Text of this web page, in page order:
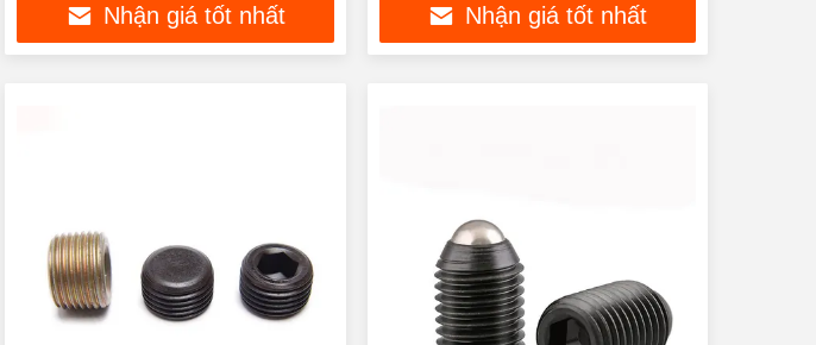
Nhận giá tốt nhất Nhận giá tốt nhất